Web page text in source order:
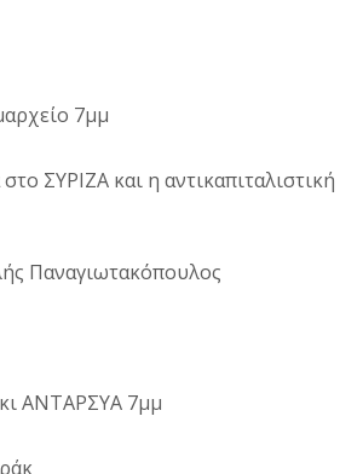
7μμ
ΣΥΡΙΖΑ και η αντικαπιταλιστική
Παναγιωτακόπουλος
ΑΝΤΑΡΣΥΑ 7μμ